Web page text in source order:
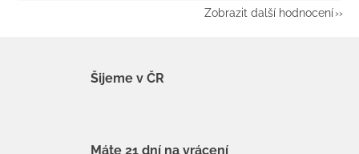
Zobrazit další hodnocení
Šijeme v ČR
Máte 21 dní na vrácení